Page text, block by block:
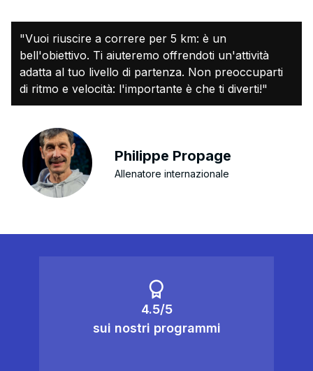
"Vuoi riuscire a correre per 5 km: è un
bell'obiettivo. Ti aiuteremo offrendoti un'attività
adatta al tuo livello di partenza. Non preoccuparti
di ritmo e velocità: l'importante è che ti diverti!"
Philippe Propage
Allenatore internazionale
4.5/5
sui nostri programmi